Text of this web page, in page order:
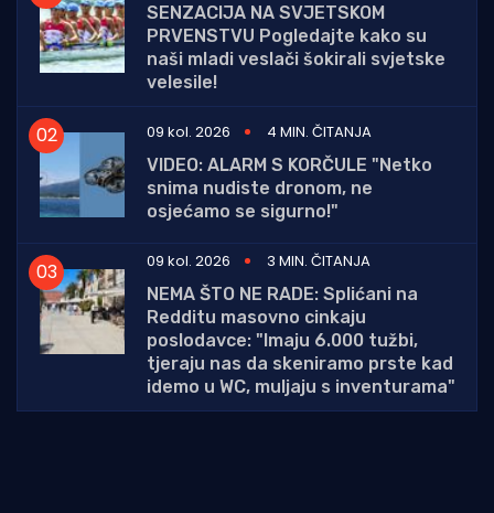
SENZACIJA NA SVJETSKOM
PRVENSTVU Pogledajte kako su
naši mladi veslači šokirali svjetske
velesile!
09 kol. 2026
4 MIN. ČITANJA
VIDEO: ALARM S KORČULE "Netko
snima nudiste dronom, ne
osjećamo se sigurno!"
09 kol. 2026
3 MIN. ČITANJA
NEMA ŠTO NE RADE: Splićani na
Redditu masovno cinkaju
poslodavce: "Imaju 6.000 tužbi,
tjeraju nas da skeniramo prste kad
idemo u WC, muljaju s inventurama"